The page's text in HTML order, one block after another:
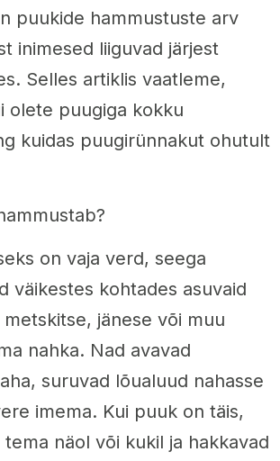
puukide hammustuste arv
inimesed liiguvad järjest
Selles artiklis vaatleme,
olete puugiga kokku
kuidas puugirünnakut ohutult
on vaja verd, seega
väikestes kohtades asuvaid
jänese või muu
nahka. Nad avavad
suruvad lõualuud nahasse
imema. Kui puuk on täis,
näol või kukil ja hakkavad